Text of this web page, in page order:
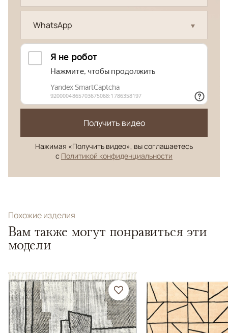
WhatsApp
Получить видео
Нажимая «Получить видео», вы соглашаетесь
с Политикой конфиденциальности
Похожие изделия
Вам также могут понравиться эти
модели